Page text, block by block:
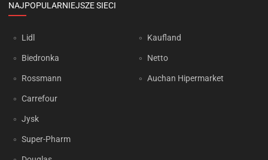
NAJPOPULARNIEJSZE SIECI
Lidl
Biedronka
Rossmann
Carrefour
Jysk
Super-Pharm
Kaufland
Netto
Auchan Hipermarket